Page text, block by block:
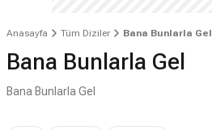
Anasayfa Tüm Diziler Bana Bunlarla Gel
Bana Bunlarla Gel
Bana Bunlarla Gel